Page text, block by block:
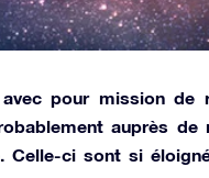
pour mission de
auprès de
Celle-ci sont si